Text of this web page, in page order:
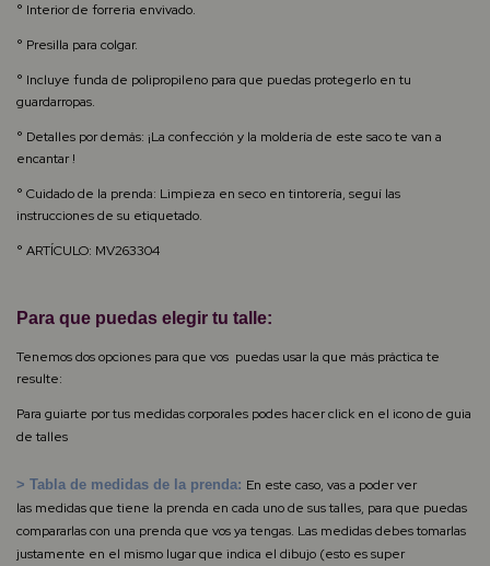
° Interior de forreria envivado.
° Presilla para colgar.
° Incluye funda de polipropileno para que puedas protegerlo en tu
guardarropas.
° Detalles por demás: ¡La confección y la moldería de este saco te van a
encantar !
° Cuidado de la prenda: Limpieza en seco en tintorería, seguí las
instrucciones de su etiquetado.
° ARTÍCULO: MV263304
Para que puedas elegir tu talle:
Tenemos dos opciones para que vos puedas usar la que más práctica te
resulte:
Para guiarte por tus medidas corporales podes hacer click en el icono de guia
de talles
> Tabla de medidas de la prenda: En este caso, vas a poder ver
las medidas que tiene la prenda en cada uno de sus talles, para que puedas
compararlas con una prenda que vos ya tengas. Las medidas debes tomarlas
justamente en el mismo lugar que indica el dibujo (esto es super